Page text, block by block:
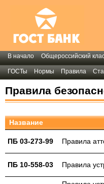
В начало Общероссийский
ГОСТы Нормы Правила
Правила
Название
ПБ 03-273-99 Правила
ПБ 10-558-03 Правила